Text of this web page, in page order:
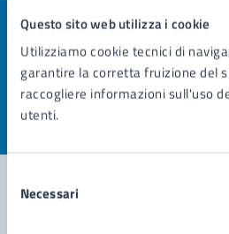
Questo sito web utilizza i cookie
Utilizziamo cookie tecnici di
garantire la corretta fruizione del
raccogliere informazioni sull'uso
utenti.
delNecessari
Quanto sono chiare le
pagina?
Valuta la chiarezza delle informazioni
Seleziona il numero di stelle per